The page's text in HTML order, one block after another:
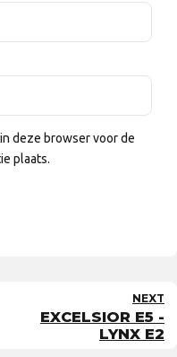
deze browser voor de
plaats.
NEXT
EXCELSIOR E5 -
LYNX E2